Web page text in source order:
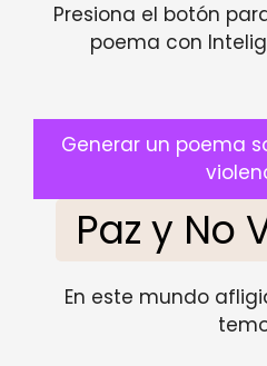
Presiona el botón
poema con
Generar un poema
Paz y No
En este mundo